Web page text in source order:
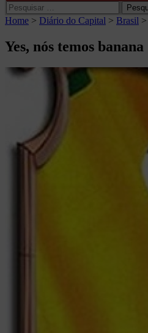
Pesquisar
por:
Home > Diário do Capital > Brasil >
Yes, nós temos banana